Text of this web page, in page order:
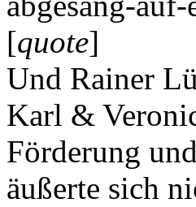
[quote]
Und Rainer
Karl &
Förderung
äußerte sich